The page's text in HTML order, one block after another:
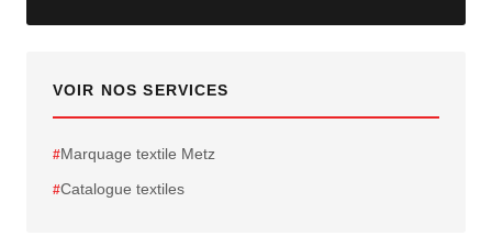
VOIR NOS SERVICES
Marquage textile Metz
Catalogue textiles